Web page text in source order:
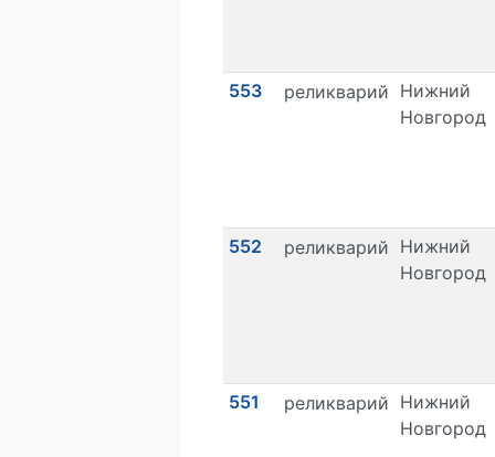
553 реликварий Нижний
Новгород
552 реликварий Нижний
Новгород
551 реликварий Нижний
Новгород